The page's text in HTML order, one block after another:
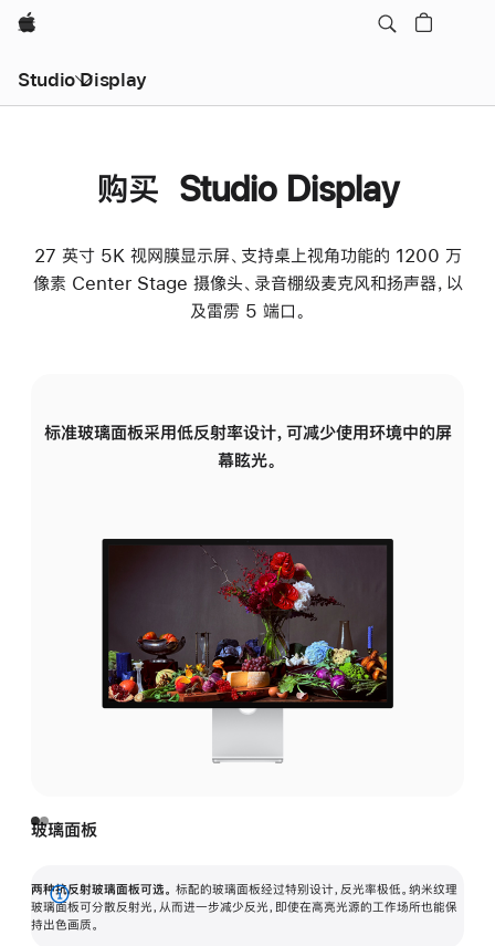
Apple
Studio Display
购买 Studio Display
27 英寸 5K 视网膜显示屏、支持桌上视角功能的 1200 万
像素 Center Stage 摄像头、录音棚级麦克风和扬声器，以
及雷雳 5 端口。
标准玻璃面板采用低反射率设计，可减少使用环境中的屏
幕眩光。
玻璃面板
两种抗反射玻璃面板可选。 标配的玻璃面板经过特别设计，反光率极低。纳米纹理
玻璃面板可分散反射光，从而进一步减少反光，即使在高亮光源的工作场所也能保
持出色画质。
展
开